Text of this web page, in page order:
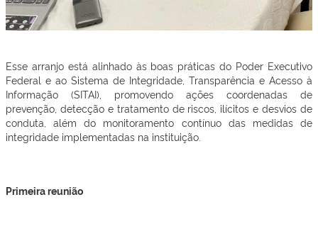
Esse arranjo está alinhado às boas práticas do Poder Executivo
Federal e ao Sistema de Integridade, Transparência e Acesso à
Informação (SITAI), promovendo ações coordenadas de
prevenção, detecção e tratamento de riscos, ilícitos e desvios de
conduta, além do monitoramento contínuo das medidas de
integridade implementadas na instituição.
Primeira reunião